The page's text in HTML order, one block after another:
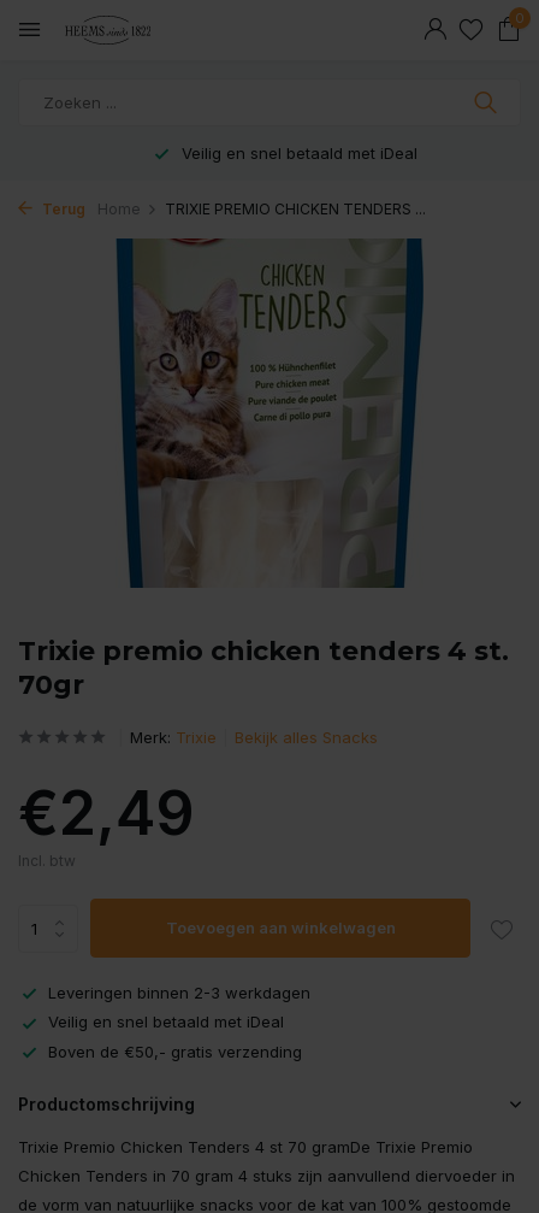
0
Veilig en snel betaald met iDeal
Terug Home TRIXIE PREMIO CHICKEN TENDERS ...
Trixie premio chicken tenders 4 st.
70gr
Merk: Trixie Bekijk alles Snacks
€2,49
Incl. btw
Toevoegen aan winkelwagen
Leveringen binnen 2-3 werkdagen
Veilig en snel betaald met iDeal
Boven de €50,- gratis verzending
Productomschrijving
Trixie Premio Chicken Tenders 4 st 70 gramDe Trixie Premio
Chicken Tenders in 70 gram 4 stuks zijn aanvullend diervoeder in
de vorm van natuurlijke snacks voor de kat van 100% gestoomde